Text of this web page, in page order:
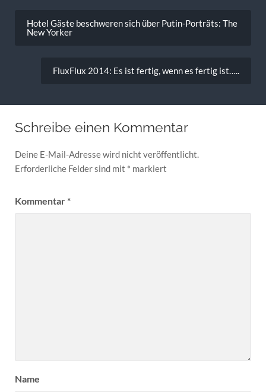
Hotel Gäste beschweren sich über Putin-Porträts: The
New Yorker
FluxFlux 2014: Es ist fertig, wenn es fertig ist…..
Schreibe einen Kommentar
Deine E-Mail-Adresse wird nicht veröffentlicht.
Erforderliche Felder sind mit * markiert
Kommentar*
Name